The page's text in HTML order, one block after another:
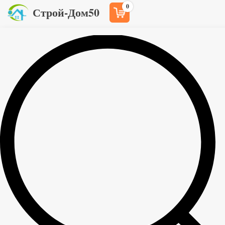
Строй-Дом50 0
Обрезной брус в Москве
Компания Строй-дом50 занимается оптовой и
розничной продажей пиломатериалов только
высокого качества из плотной, северной древесины
с Вологодской и Архангелькой областей.
Наша компания занимается продажей обрезного бруса в